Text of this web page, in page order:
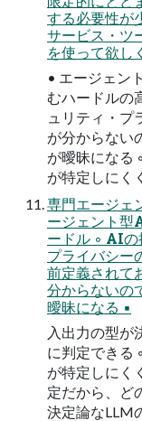
する必要性が
サービス・ツ
を使って欲し
• エージェン
むハードルの
ュリティ・プ
が分からない
が曖昧になる
が特定しにく
専門エージェ
ージェント型
ードル ◦ AIの
プライバシー
前定義されて
分からないの
曖昧になる ▪
入出力の型が
に判定できる
が特定しにく
定だから、ど
決定論なLLM